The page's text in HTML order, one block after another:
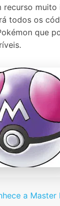
recurso
todos os
que
a Master